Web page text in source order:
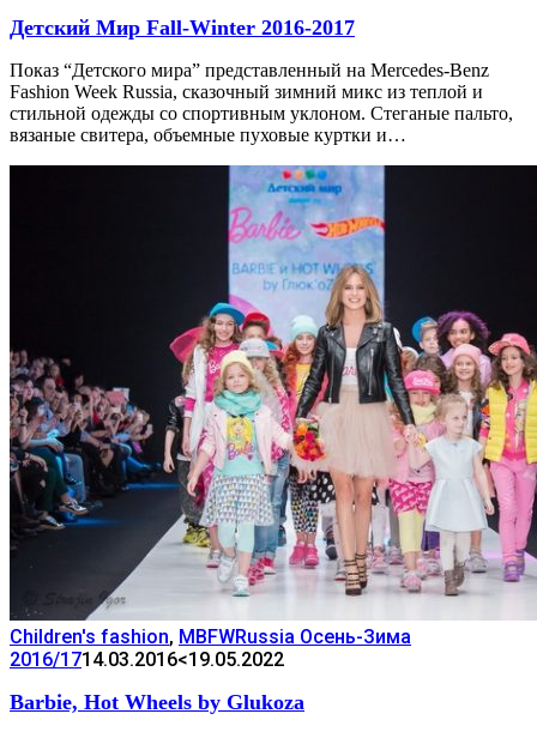
Детский Мир Fall-Winter 2016-2017
Показ “Детского мира” представленный на Mercedes-Benz
Fashion Week Russia, сказочный зимний микс из теплой и
стильной одежды со спортивным уклоном. Стеганые пальто,
вязаные свитера, объемные пуховые куртки и…
Children's fashion, MBFWRussia Осень-Зима
2016/1714.03.2016<19.05.2022
Barbie, Hot Wheels by Glukoza